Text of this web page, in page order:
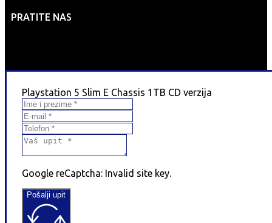
PRATITE NAS
Playstation 5 Slim E Chassis 1TB CD verzija
Google reCaptcha: Invalid site key.
Pošalji upit